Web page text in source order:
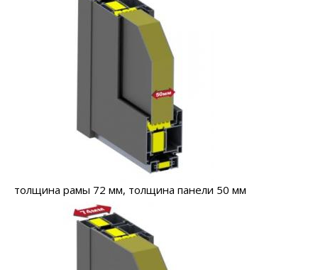
толщина рамы 72 мм, толщина панели 50 мм